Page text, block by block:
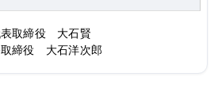
取締役 大石賢
締役 大石洋次郎